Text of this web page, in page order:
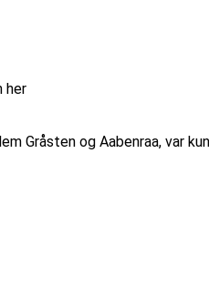
her
Gråsten og Aabenraa, var